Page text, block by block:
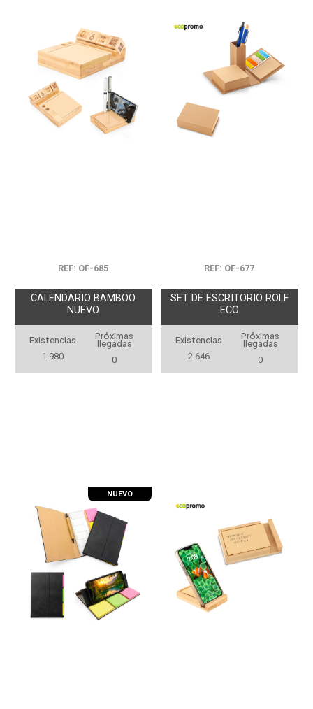
REF: OF-685
CALENDARIO BAMBOO
NUEVO
Existencias
1.980
Próximas
llegadas
0
REF: OF-677
SET DE ESCRITORIO ROLF
ECO
Existencias
2.646
Próximas
llegadas
0
NUEVO